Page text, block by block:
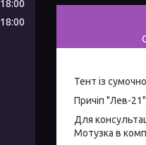
Тент із
Причіп "Лев-21"
Для
Мотузка в
18:00
18:00